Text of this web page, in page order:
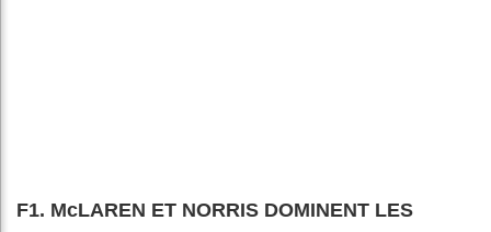
F1. McLAREN ET NORRIS DOMINENT LES